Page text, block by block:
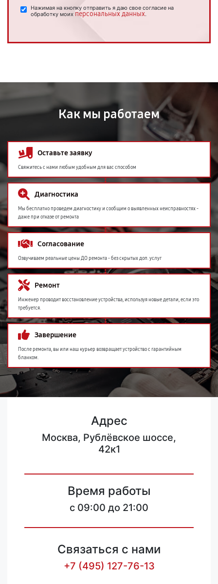
Нажимая на кнопку отправить я даю свое согласие на
обработку моих персональных данных.
Как мы работаем
Оставьте заявку
Свяжитесь с нами любым удобным для вас способом
Диагностика
Мы бесплатно проведем диагностику и сообщим о выявленных неисправностях -
даже при отказе от ремонта
Согласование
Озвучиваем реальные цены ДО ремонта - без скрытых доп. услуг
Ремонт
Инженер проводит восстановление устройства, используя новые детали, если это
требуется.
Завершение
После ремонта, вы или наш курьер возвращает устройство с гарантийным
бланком.
Адрес
Москва, Рублёвское шоссе,
42к1
Время работы
c 09:00 до 21:00
Связаться с нами
+7 (495) 127-76-13